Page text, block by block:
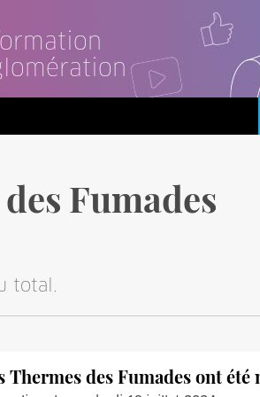
Fumades
total.
Thermes des Fumades ont